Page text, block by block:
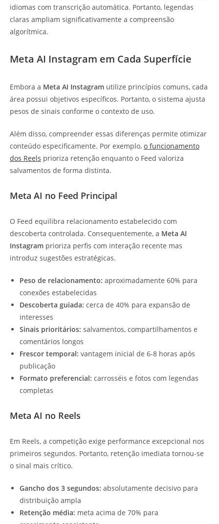
idiomas com transcrição automática. Portanto, legendas
claras ampliam significativamente a compreensão
algorítmica.
Meta AI Instagram em Cada Superfície
Embora a Meta AI Instagram utilize princípios comuns, cada
área possui objetivos específicos. Portanto, o sistema ajusta
pesos de sinais conforme o contexto de uso.
Além disso, compreender essas diferenças permite otimizar
conteúdo especificamente. Por exemplo, o funcionamento
dos Reels prioriza retenção enquanto o Feed valoriza
salvamentos de forma distinta.
Meta AI no Feed Principal
O Feed equilibra relacionamento estabelecido com
descoberta controlada. Consequentemente, a Meta AI
Instagram prioriza perfis com interação recente mas
introduz sugestões estratégicas.
Peso de relacionamento: aproximadamente 60% para
conexões estabelecidas
Descoberta guiada: cerca de 40% para expansão de
interesses
Sinais prioritários: salvamentos, compartilhamentos e
comentários longos
Frescor temporal: vantagem inicial de 6-8 horas após
publicação
Formato preferencial: carrosséis e fotos com legendas
completas
Meta AI no Reels
Em Reels, a competição exige performance excepcional nos
primeiros segundos. Portanto, retenção imediata tornou-se
o sinal mais crítico.
Gancho dos 3 segundos: absolutamente decisivo para
distribuição ampla
Retenção média: meta acima de 70% para